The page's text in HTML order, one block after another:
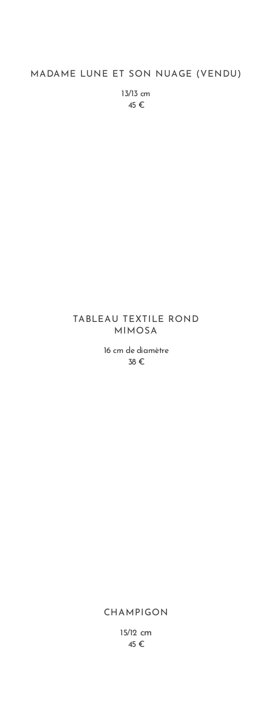
MADAME LUNE ET SON NUAGE (VENDU)
13/13 cm
45 €
TABLEAU TEXTILE ROND
MIMOSA
16 cm de diamètre
38 €
CHAMPIGON
15/12 cm
45 €